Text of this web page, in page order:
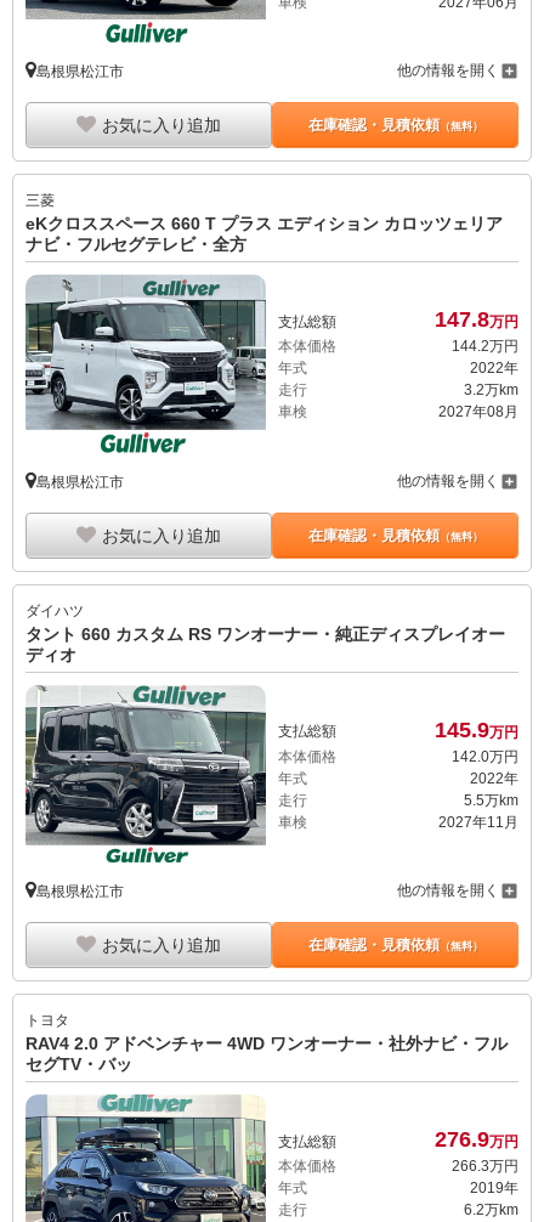
島根県松江市 他の情報を開く
お気に入り追加 在庫確認・見積依頼（無料）
三菱
eKクロススペース 660 T プラス エディション カロッツェリア
ナビ・フルセグテレビ・全方
支払総額 147.8万円
本体価格
144.2万円
年式
2022年
走行
3.2万km
車検
2027年08月
島根県松江市 他の情報を開く
お気に入り追加 在庫確認・見積依頼（無料）
ダイハツ
タント 660 カスタム RS ワンオーナー・純正ディスプレイオー
ディオ
支払総額 145.9万円
本体価格
142. 0万円
年式
2022年
走行
5.5万km
車検
2027年11月
島根県松江市 他の情報を開く
お気に入り追加 在庫確認・見積依頼（無料）
トヨタ
RAV4 2.0 アドベンチャー 4WD ワンオーナー・社外ナビ・フル
セグTV・バッ
支払総額 276.9万円
本体価格
266.3万円
年式
2019年
走行
6.2万km